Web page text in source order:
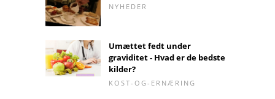
NYHEDER
Umættet fedt under
graviditet - Hvad er de bedste
kilder?
KOST-OG-ERNÆRING